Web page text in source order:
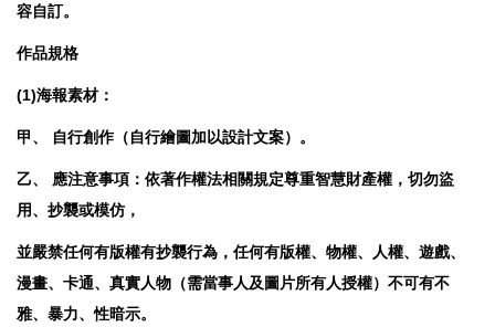
容自訂。
作品規格
(1)海報素材：
甲、 自行創作（自行繪圖加以設計文案）。
乙、 應注意事項：依著作權法相關規定尊重智慧財產權，切勿盜
用、抄襲或模仿，
並嚴禁任何有版權有抄襲行為，任何有版權、物權、人權、遊戲、
漫畫、卡通、真實人物（需當事人及圖片所有人授權）不可有不
雅、暴力、性暗示。